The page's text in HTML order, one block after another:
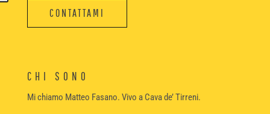
CONTATTAMI
CHI SONO
Mi chiamo Matteo Fasano. Vivo a Cava de’ Tirreni.